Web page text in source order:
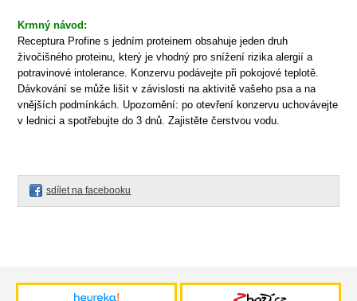
Krmný návod:
Receptura Profine s jedním proteinem obsahuje jeden druh
živočišného proteinu, který je vhodný pro snížení rizika alergií a
potravinové intolerance. Konzervu podávejte při pokojové teplotě.
Dávkování se může lišit v závislosti na aktivitě vašeho psa a na
vnějších podmínkách. Upozornění: po otevření konzervu uchovávejte
v lednici a spotřebujte do 3 dnů. Zajistěte čerstvou vodu.
sdílet na facebooku